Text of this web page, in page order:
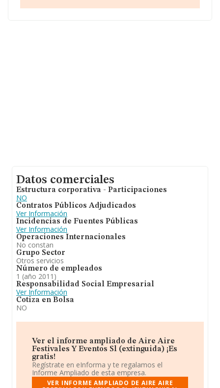
empresas pertenecientes al sector, a nivel nacional la
Datos comerciales
Estructura corporativa - Participaciones
NO
Contratos Públicos Adjudicados
Ver Información
Incidencias de Fuentes Públicas
Ver Información
Operaciones Internacionales
No constan
Grupo Sector
Otros servicios
Número de empleados
1 (año 2011)
Responsabilidad Social Empresarial
Ver Información
Cotiza en Bolsa
NO
Ver el informe ampliado de Aire Aire
Festivales Y Eventos Sl (extinguida) ¡Es
gratis!
Regístrate en eInforma y te regalamos el
Informe Ampliado de esta empresa.
VER INFORME AMPLIADO DE AIRE AIRE